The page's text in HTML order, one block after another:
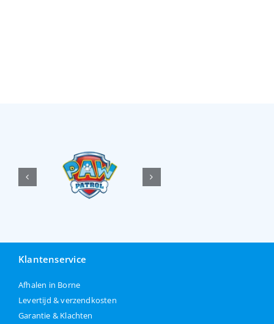
Klantenservice
Afhalen in Borne
Levertijd & verzendkosten
Garantie & Klachten